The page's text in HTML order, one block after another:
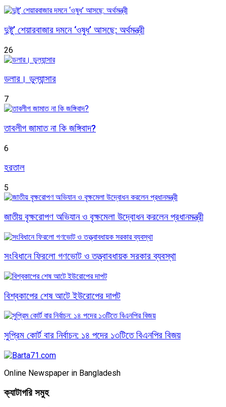
দুষ্টু’ শেয়ারবাজার দমনে ‘ওষুধ’ আসছে: অর্থমন্ত্রী
26
ডলার। ডুল্যান্সার
7
তাবলীগ জামাত না কি জঙ্গিবাদ?
6
হরতাল
5
জাতীয় বৃক্ষরোপণ অভিযান ও বৃক্ষমেলা উদ্বোধন করলেন প্রধানমন্ত্রী
সংবিধানে ফিরলো গণভোট ও তত্ত্বাবধায়ক সরকার ব্যবস্থা
বিশ্বকাপের শেষ আটে ইউরোপের দাপট
সুপ্রিম কোর্ট বার নির্বাচন: ১৪ পদের ১৩টিতে বিএনপির বিজয়
Online Newspaper in Bangladesh
ক্যাটাগরি সমুহ